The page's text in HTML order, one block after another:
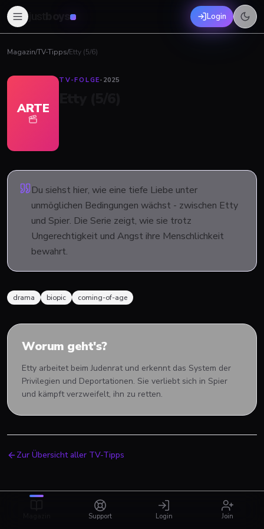
boys Login
Magazin/TV-Tipps/Etty (5/6)
ARTE
TV-FOLGE· 2025
Du siehst hier, wie eine tiefe Liebe unter
unmöglichen Bedingungen wächst - zwischen Etty
und Spier. Die Serie zeigt, wie sie trotz
Ungerechtigkeit und Angst ihre Menschlichkeit
bewahrt.
drama biopic coming-of-age
Worum geht's?
Etty arbeitet beim Judenrat und erkennt das System der
Privilegien und Deportationen. Sie verliebt sich in Spier
und kämpft verzweifelt, ihn zu retten.
Zur Übersicht aller TV-Tipps
Support Login Join